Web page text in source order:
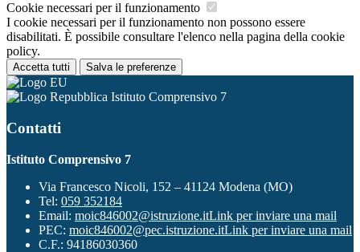
Cookie necessari per il funzionamento
I cookie necessari per il funzionamento non possono essere
disabilitati. È possibile consultare l'elenco nella pagina della cookie
policy.
Accetta tutti Salva le preferenze
Istituto Comprensivo 7
Contatti
Istituto Comprensivo 7
Via Francesco Nicoli, 152 – 41124 Modena (MO)
Tel: 059 352184
Email: moic846002@istruzione.itLink per inviare una mail
PEC: moic846002@pec.istruzione.itLink per inviare una mail
C.F.: 94186030360